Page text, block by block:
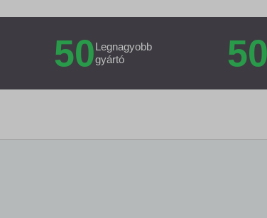
50Legnagyobb
gyártó
50